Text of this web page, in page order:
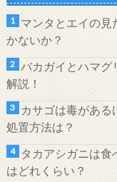
マンタとエイの見
かないか？
バカガイとハマグ
解説！
カサゴは毒がある
処置方法は？
タカアシガニは
はどれくらい？